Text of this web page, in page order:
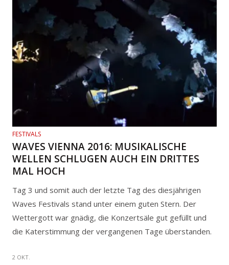
FESTIVALS
WAVES VIENNA 2016: MUSIKALISCHE
WELLEN SCHLUGEN AUCH EIN DRITTES
MAL HOCH
Tag 3 und somit auch der letzte Tag des diesjährigen
Waves Festivals stand unter einem guten Stern. Der
Wettergott war gnädig, die Konzertsäle gut gefüllt und
die Katerstimmung der vergangenen Tage überstanden.
2 OKT.